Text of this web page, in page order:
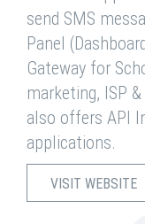
send SMS
Panel
Gateway for
marketing, ISP
also offers API
applications.
VISIT WEBSITE